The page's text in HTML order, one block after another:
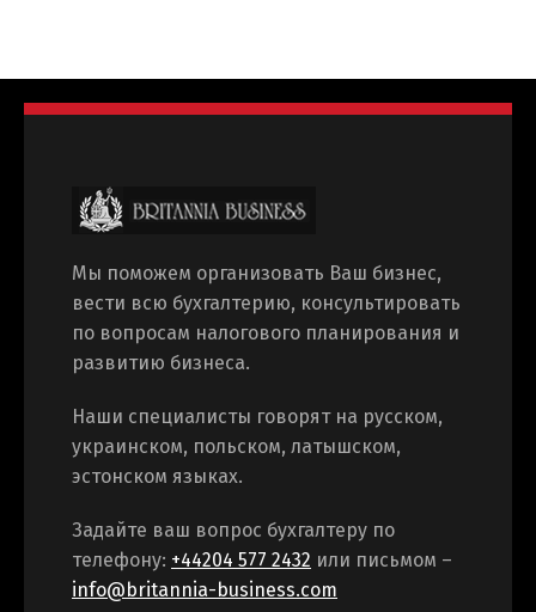
Мы поможем организовать Ваш бизнес,
вести всю бухгалтерию, консультировать
по вопросам налогового планирования и
развитию бизнеса.
Наши специалисты говорят на русском,
украинском, польском, латышском,
эстонском языках.
Задайте ваш вопрос бухгалтеру по
телефону: +44204 577 2432 или письмом –
info@britannia-business.com